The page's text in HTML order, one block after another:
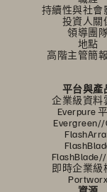
持續性與社會
投資人關
領導團
地點
高階主管簡
平台與產
企業級資料
Everpure
Evergreen//
即時企業級
Portworx